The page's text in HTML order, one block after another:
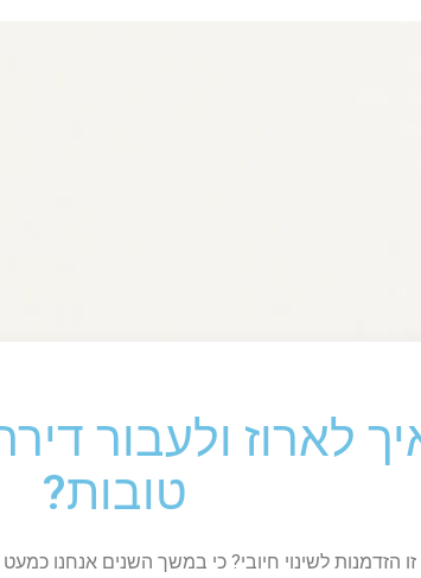
לארוז ולעבור
טובות?
הזדמנות לשינוי חיובי? כי במשך השנים אנחנו